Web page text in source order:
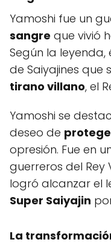
Yamoshi fue un
sangre que vivió
Según la
de Saiyajines que
tirano villano, el
Yamoshi se
deseo de
opresión. Fue en
guerreros del
logró alcanzar el
Super Saiyajin
La